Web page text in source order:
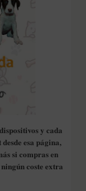
y cada
esa página,
si compras en
coste extra